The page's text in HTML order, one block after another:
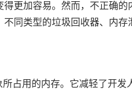
更加容易。然而，不正确
同类型的垃圾回收器、内存
占用的内存。它减轻了开发